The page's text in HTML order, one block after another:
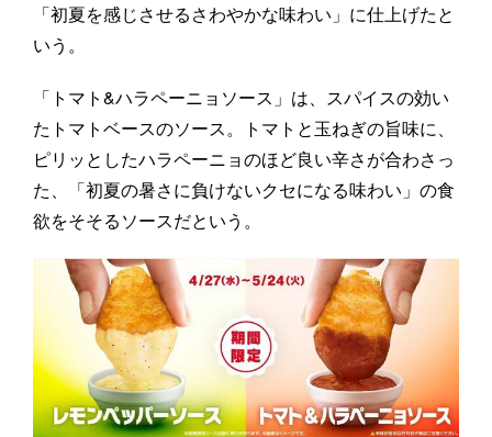
「初夏を感じさせるさわやかな味わい」に仕上げたと
いう。
「トマト&ハラペーニョソース」は、スパイスの効い
たトマトベースのソース。トマトと玉ねぎの旨味に、
ピリッとしたハラペーニョのほど良い辛さが合わさっ
た、「初夏の暑さに負けないクセになる味わい」の食
欲をそそるソースだという。